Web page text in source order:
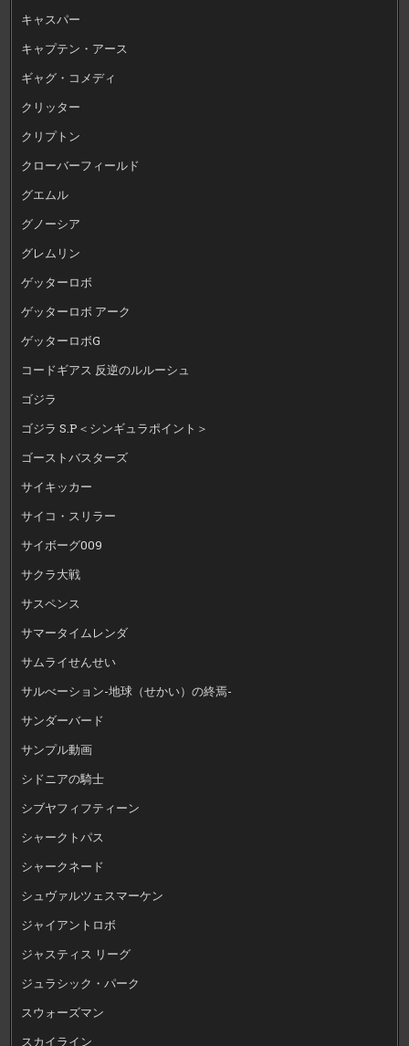
キャスパー
キャプテン・アース
ギャグ・コメディ
クリッター
クリプトン
クローバーフィールド
グエムル
グノーシア
グレムリン
ゲッターロボ
ゲッターロボ アーク
ゲッターロボG
コードギアス 反逆のルルーシュ
ゴジラ
ゴジラ S.P＜シンギュラポイント＞
ゴーストバスターズ
サイキッカー
サイコ・スリラー
サイボーグ009
サクラ大戦
サスペンス
サマータイムレンダ
サムライせんせい
サルべーション-地球（せかい）の終焉-
サンダーバード
サンプル動画
シドニアの騎士
シブヤフィフティーン
シャークトパス
シャークネード
シュヴァルツェスマーケン
ジャイアントロボ
ジャスティス リーグ
ジュラシック・パーク
スウォーズマン
スカイライン